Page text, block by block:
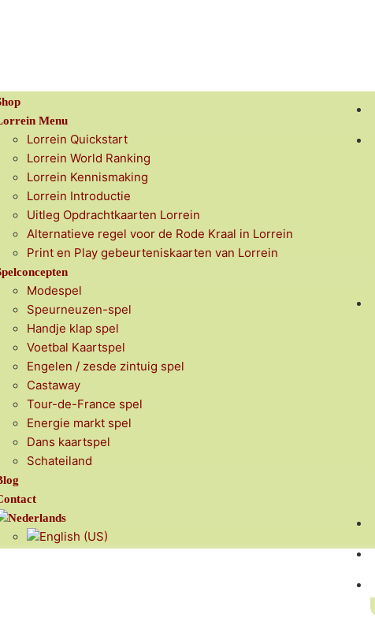
Menu
Lorrein Quickstart
Lorrein World Ranking
Lorrein Kennismaking
Lorrein Introductie
Uitleg Opdrachtkaarten Lorrein
Alternatieve regel voor de Rode Kraal in Lorrein
Print en Play gebeurteniskaarten van Lorrein
Modespel
Speurneuzen-spel
Handje klap spel
Voetbal Kaartspel
Engelen / zesde zintuig spel
Castaway
Tour-de-France spel
Energie markt spel
Dans kaartspel
Schateiland